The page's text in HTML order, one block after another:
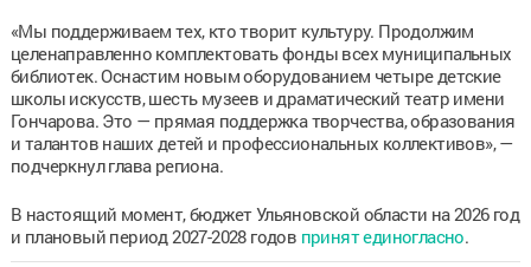
«Мы поддерживаем тех, кто творит культуру. Продолжим
целенаправленно комплектовать фонды всех муниципальных
библиотек. Оснастим новым оборудованием четыре детские
школы искусств, шесть музеев и драматический театр имени
Гончарова. Это — прямая поддержка творчества, образования
и талантов наших детей и профессиональных коллективов», —
подчеркнул глава региона.
В настоящий момент, бюджет Ульяновской области на 2026 год
и плановый период 2027-2028 годов принят единогласно.